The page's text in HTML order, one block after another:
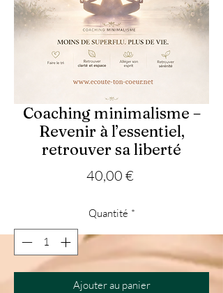
Coaching minimalisme –
Revenir à l’essentiel,
retrouver sa liberté
40,00 €Prix
Quantité *
Ajouter au panier